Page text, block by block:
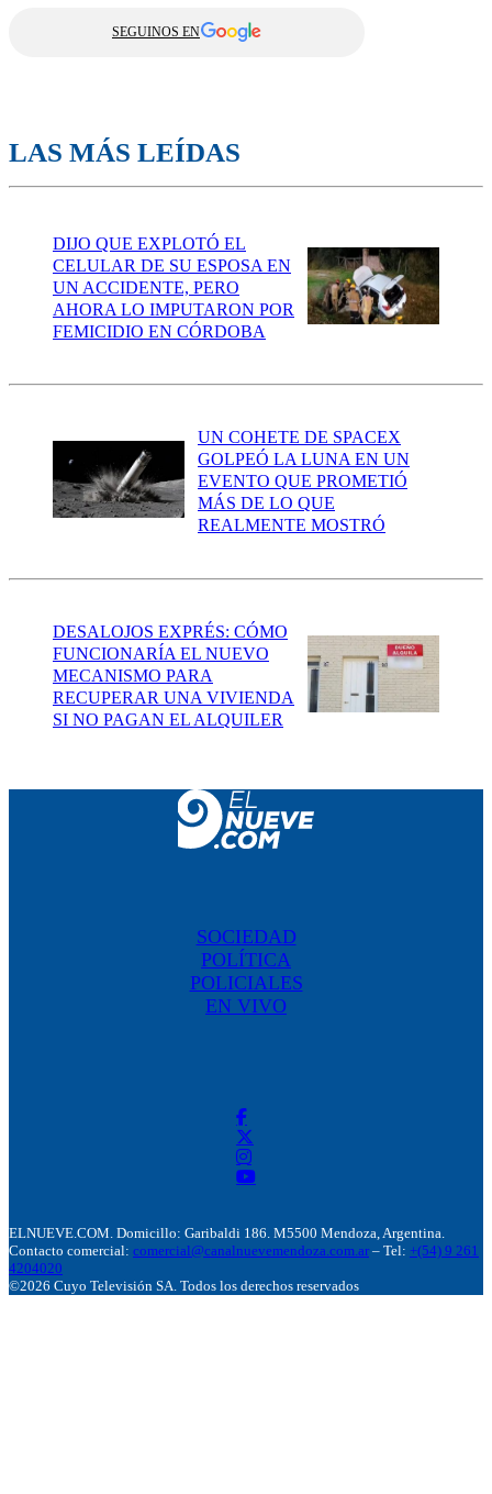
SEGUINOS EN
LAS MÁS LEÍDAS
DIJO QUE EXPLOTÓ EL
CELULAR DE SU ESPOSA EN
UN ACCIDENTE, PERO
AHORA LO IMPUTARON POR
FEMICIDIO EN CÓRDOBA
UN COHETE DE SPACEX
GOLPEÓ LA LUNA EN UN
EVENTO QUE PROMETIÓ
MÁS DE LO QUE
REALMENTE MOSTRÓ
DESALOJOS EXPRÉS: CÓMO
FUNCIONARÍA EL NUEVO
MECANISMO PARA
RECUPERAR UNA VIVIENDA
SI NO PAGAN EL ALQUILER
SOCIEDAD
POLÍTICA
POLICIALES
EN VIVO
ELNUEVE.COM. Domicillo: Garibaldi 186. M5500 Mendoza, Argentina.
Contacto comercial: comercial@canalnuevemendoza.com.ar – Tel: +(54) 9 261
4204020
©2026 Cuyo Televisión SA. Todos los derechos reservados